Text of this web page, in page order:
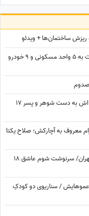
و ریزش ساختمان‌ها + ویدئو
جزئیات سقوط مرگبار جرثقیل در قلب تهران؛ خسارت به 5 واحد مسکونی و 9 خودرو
پشت‌پرده قتل وحشتناک زن جوان و دختر 8 ساله اش به دست شوهر و پسر 17
معروف به آچارکش؛ صلاح یکتا
قتل وحشیانه خواستگار دختر 14 ساله در حاشیه تهران/ سرنوشت شوم عاشق 18
3 ساله توسط پسرعموهایش / سناریوی دو کودکِ